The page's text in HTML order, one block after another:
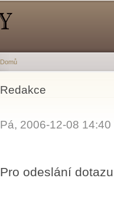
Jste zde
Domů
Redakce
Pá, 2006-12-08
Pro odeslání